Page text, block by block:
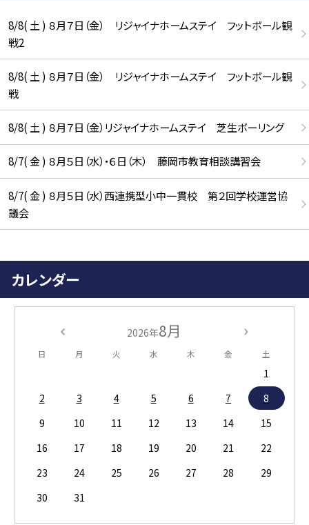
8/8( 土 ) ８月７日（金） リジャイナホームステイ フットボール観
戦2
8/8( 土 ) ８月７日（金） リジャイナホームステイ フットボール観
戦
8/8( 土 ) ８月７日（金）リジャイナホームステイ 芝生ボーリング
8/7( 金 ) ８月５日（水）・６日（木） 藤岡市教育相談講習会
8/7( 金 ) ８月５日（水）西連携型小中一貫校 第２回学校運営協
議会
カレンダー
2026年8月
日 月 火 水 木 金 土
1
2
3 4 5 6 7
8
9
10 11 12 13 14
15
16
17 18 19 20 21
22
23
24 25 26 27 28
29
30
31